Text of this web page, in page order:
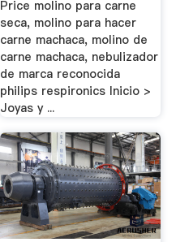
Price molino para carne
seca, molino para hacer
carne machaca, molino de
carne machaca, nebulizador
de marca reconocida
philips respironics Inicio >
Joyas y ...